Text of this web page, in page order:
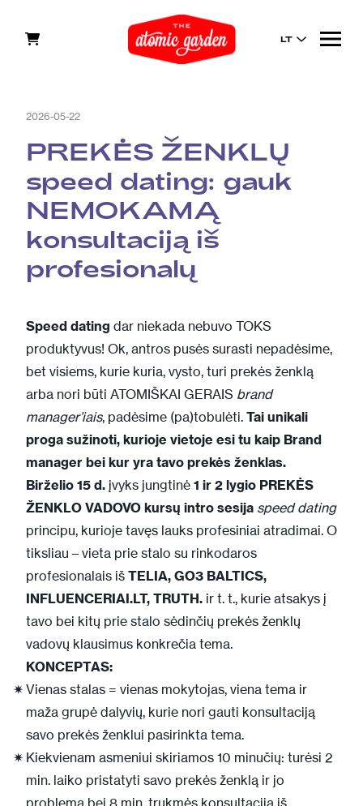
LT
2026-05-22
PREKĖS ŽENKLŲ
speed dating: gauk
NEMOKAMĄ
konsultaciją iš
profesionalų
Speed dating dar niekada nebuvo TOKS
produktyvus! Ok, antros pusės surasti nepadėsime,
bet visiems, kurie kuria, vysto, turi prekės ženklą
arba nori būti ATOMIŠKAI GERAIS brand
manager’iais, padėsime (pa)tobulėti. Tai unikali
proga sužinoti, kurioje vietoje esi tu kaip Brand
manager bei kur yra tavo prekės ženklas.
Birželio 15 d. įvyks jungtinė 1 ir 2 lygio PREKĖS
ŽENKLO VADOVO kursų intro sesija speed dating
principu, kurioje tavęs lauks profesiniai atradimai. O
tiksliau – vieta prie stalo su rinkodaros
profesionalais iš TELIA, GO3 BALTICS,
INFLUENCERIAI.LT, TRUTH. ir t. t., kurie atsakys į
tavo bei kitų prie stalo sėdinčių prekės ženklų
vadovų klausimus konkrečia tema.
KONCEPTAS:
Vienas stalas = vienas mokytojas, viena tema ir
maža grupė dalyvių, kurie nori gauti konsultaciją
savo prekės ženklui pasirinkta tema.
Kiekvienam asmeniui skiriamos 10 minučių: turėsi 2
min. laiko pristatyti savo prekės ženklą ir jo
problemą bei 8 min. trukmės konsultaciją iš